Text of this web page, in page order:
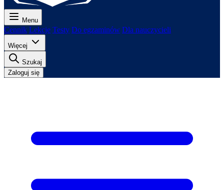
Menu
Cennik Lekcje Testy Do egzaminów Dla nauczycieli
Więcej
Szukaj
Zaloguj się